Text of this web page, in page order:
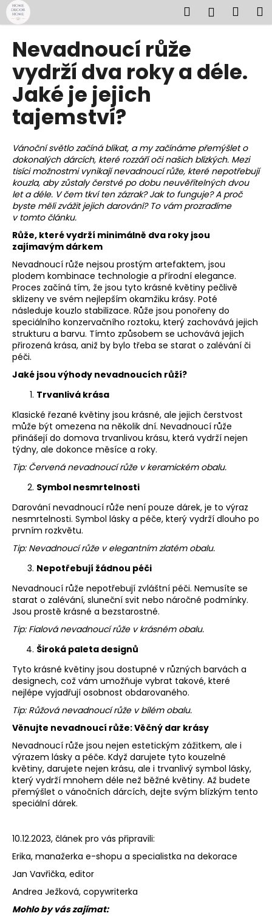
Přejít
na
obsah
Hledat
Nevadnoucí růže
vydrží dva roky a déle.
Jaké je jejich
tajemství?
Vánoční světlo začíná blikat, a my začínáme přemýšlet o
dokonalých dárcích, které rozzáří oči našich blízkých. Mezi
tisíci možnostmi vynikají nevadnoucí růže, které nepotřebují
kouzla, aby zůstaly čerstvé po dobu neuvěřitelných dvou
let a déle. V čem tkví ten zázrak? Jak to funguje? A proč
byste měli zvážit jejich darování? To vám prozradíme
v tomto článku.
Růže, které vydrží minimálně dva roky jsou
zajímavým dárkem
Nevadnoucí růže nejsou prostým artefaktem, jsou
plodem kombinace technologie a přírodní elegance.
Proces začíná tím, že jsou tyto krásné květiny pečlivě
sklizeny ve svém nejlepším okamžiku krásy. Poté
následuje kouzlo stabilizace. Růže jsou ponořeny do
speciálního konzervačního roztoku, který zachovává jejich
strukturu a barvu. Tímto způsobem se uchovává jejich
přirozená krása, aniž by bylo třeba se starat o zalévání či
péči.
Jaké jsou výhody nevadnoucích růží?
Trvanlivá krása
Klasické řezané květiny jsou krásné, ale jejich čerstvost
může být omezena na několik dní. Nevadnoucí růže
přinášejí do domova trvanlivou krásu, která vydrží nejen
týdny, ale dokonce měsíce a roky.
Tip: Červená nevadnoucí růže v keramickém obalu.
Symbol nesmrtelnosti
Darování nevadnoucí růže není pouze dárek, je to výraz
nesmrtelnosti. Symbol lásky a péče, který vydrží dlouho po
prvním rozkvětu.
Tip: Nevadnoucí růže v elegantním zlatém obalu.
Nepotřebují žádnou péči
Nevadnoucí růže nepotřebují zvláštní péči. Nemusíte se
starat o zalévání, sluneční svit nebo náročné podmínky.
Jsou prostě krásné a bezstarostné.
Tip: Fialová nevadnoucí růže v krásném obalu.
Široká paleta designů
Tyto krásné květiny jsou dostupné v různých barvách a
designech, což vám umožňuje vybrat takové, které
nejlépe vyjadřují osobnost obdarovaného.
Tip: Růžová nevadnoucí růže v bílém obalu.
Věnujte nevadnoucí růže: Věčný dar krásy
Nevadnoucí růže jsou nejen estetickým zážitkem, ale i
výrazem lásky a péče. Když darujete tyto kouzelné
květiny, darujete nejen krásu, ale i trvanlivý symbol lásky,
který vydrží mnohem déle než běžné květiny. Až budete
přemýšlet o vánočních dárcích, dejte svým blízkým tento
speciální dárek.
10.12.2023, článek pro vás připravili:
Erika, manažerka e-shopu a specialistka na dekorace
Jan Vavřička, editor
Andrea Ježková, copywriterka
Mohlo by vás zajímat:
K
o
C
o
p
o
t
ř
e
b
u
j
e
t
e
n
a
j
í
t
?
HLEDAT
D
o
r
u
č
e
m
e
STABILIZOVANÁ
VĚČNÁ
RŮŽE
ANDĚL
389
Kč